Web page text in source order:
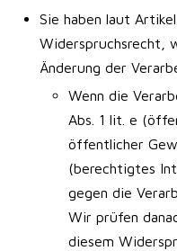
Sie haben laut Artikel
Widerspruchsrecht,
Änderung der
Wenn die
Abs. 1 lit. e
öffentlicher
(berechtigtes
gegen die
Wir prüfen
diesem